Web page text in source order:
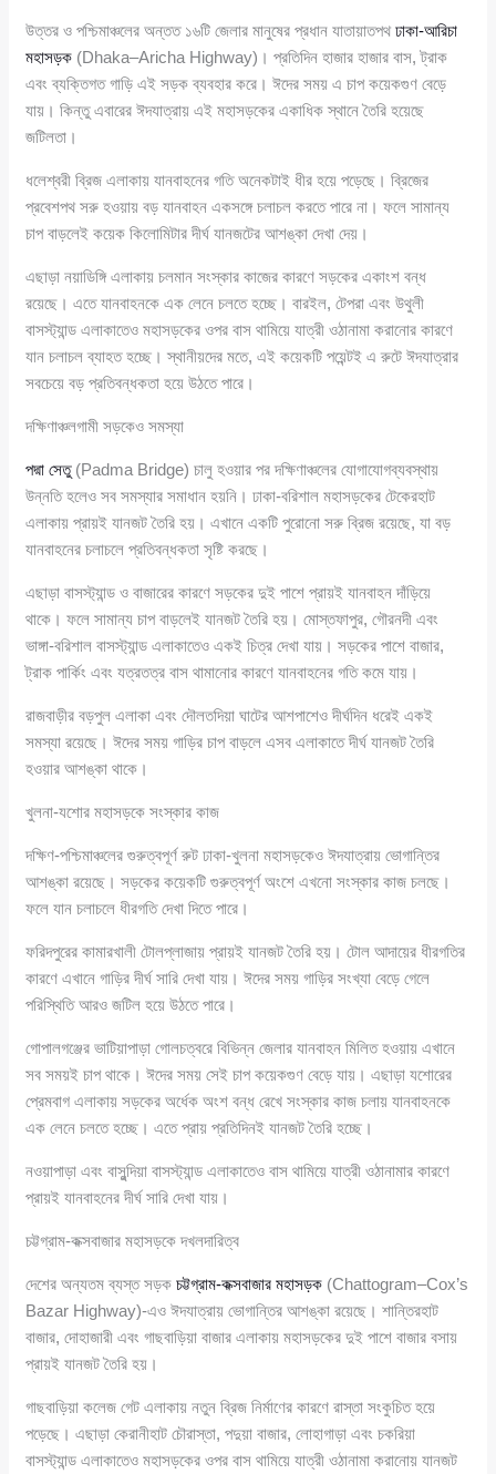
উত্তর ও পশ্চিমাঞ্চলের অন্তত ১৬টি জেলার মানুষের প্রধান যাতায়াতপথঢাকা-আরিচা
মহাসড়ক (Dhaka–Aricha Highway)। প্রতিদিন হাজার হাজার বাস, ট্রাক
এবং ব্যক্তিগত গাড়ি এই সড়ক ব্যবহার করে। ঈদের সময় এ চাপ কয়েকগুণ বেড়ে
যায়। কিন্তু এবারের ঈদযাত্রায় এই মহাসড়কের একাধিক স্থানে তৈরি হয়েছে
জটিলতা।
ধলেশ্বরী ব্রিজ এলাকায় যানবাহনের গতি অনেকটাই ধীর হয়ে পড়েছে। ব্রিজের
প্রবেশপথ সরু হওয়ায় বড় যানবাহন একসঙ্গে চলাচল করতে পারে না। ফলে সামান্য
চাপ বাড়লেই কয়েক কিলোমিটার দীর্ঘ যানজটের আশঙ্কা দেখা দেয়।
এছাড়া নয়াডিঙ্গি এলাকায় চলমান সংস্কার কাজের কারণে সড়কের একাংশ বন্ধ
রয়েছে। এতে যানবাহনকে এক লেনে চলতে হচ্ছে। বারইল, টেপরা এবং উথুলী
বাসস্ট্যান্ড এলাকাতেও মহাসড়কের ওপর বাস থামিয়ে যাত্রী ওঠানামা করানোর কারণে
যান চলাচল ব্যাহত হচ্ছে। স্থানীয়দের মতে, এই কয়েকটি পয়েন্টই এ রুটে ঈদযাত্রার
সবচেয়ে বড় প্রতিবন্ধকতা হয়ে উঠতে পারে।
দক্ষিণাঞ্চলগামী সড়কেও সমস্যা
পদ্মা সেতু(Padma Bridge) চালু হওয়ার পর দক্ষিণাঞ্চলের যোগাযোগব্যবস্থায়
উন্নতি হলেও সব সমস্যার সমাধান হয়নি। ঢাকা-বরিশাল মহাসড়কের টেকেরহাট
এলাকায় প্রায়ই যানজট তৈরি হয়। এখানে একটি পুরোনো সরু ব্রিজ রয়েছে, যা বড়
যানবাহনের চলাচলে প্রতিবন্ধকতা সৃষ্টি করছে।
এছাড়া বাসস্ট্যান্ড ও বাজারের কারণে সড়কের দুই পাশে প্রায়ই যানবাহন দাঁড়িয়ে
থাকে। ফলে সামান্য চাপ বাড়লেই যানজট তৈরি হয়। মোস্তফাপুর, গৌরনদী এবং
ভাঙ্গা-বরিশাল বাসস্ট্যান্ড এলাকাতেও একই চিত্র দেখা যায়। সড়কের পাশে বাজার,
ট্রাক পার্কিং এবং যত্রতত্র বাস থামানোর কারণে যানবাহনের গতি কমে যায়।
রাজবাড়ীর বড়পুল এলাকা এবং দৌলতদিয়া ঘাটের আশপাশেও দীর্ঘদিন ধরেই একই
সমস্যা রয়েছে। ঈদের সময় গাড়ির চাপ বাড়লে এসব এলাকাতে দীর্ঘ যানজট তৈরি
হওয়ার আশঙ্কা থাকে।
খুলনা-যশোর মহাসড়কে সংস্কার কাজ
দক্ষিণ-পশ্চিমাঞ্চলের গুরুত্বপূর্ণ রুট ঢাকা-খুলনা মহাসড়কেও ঈদযাত্রায় ভোগান্তির
আশঙ্কা রয়েছে। সড়কের কয়েকটি গুরুত্বপূর্ণ অংশে এখনো সংস্কার কাজ চলছে।
ফলে যান চলাচলে ধীরগতি দেখা দিতে পারে।
ফরিদপুরের কামারখালী টোলপ্লাজায় প্রায়ই যানজট তৈরি হয়। টোল আদায়ের ধীরগতির
কারণে এখানে গাড়ির দীর্ঘ সারি দেখা যায়। ঈদের সময় গাড়ির সংখ্যা বেড়ে গেলে
পরিস্থিতি আরও জটিল হয়ে উঠতে পারে।
গোপালগঞ্জের ভাটিয়াপাড়া গোলচত্বরে বিভিন্ন জেলার যানবাহন মিলিত হওয়ায় এখানে
সব সময়ই চাপ থাকে। ঈদের সময় সেই চাপ কয়েকগুণ বেড়ে যায়। এছাড়া যশোরের
প্রেমবাগ এলাকায় সড়কের অর্ধেক অংশ বন্ধ রেখে সংস্কার কাজ চলায় যানবাহনকে
এক লেনে চলতে হচ্ছে। এতে প্রায় প্রতিদিনই যানজট তৈরি হচ্ছে।
নওয়াপাড়া এবং বাসুন্দিয়া বাসস্ট্যান্ড এলাকাতেও বাস থামিয়ে যাত্রী ওঠানামার কারণে
প্রায়ই যানবাহনের দীর্ঘ সারি দেখা যায়।
চট্টগ্রাম-কক্সবাজার মহাসড়কে দখলদারিত্ব
দেশের অন্যতম ব্যস্ত সড়কচট্টগ্রাম-কক্সবাজার মহাসড়ক (Chattogram–Cox’s
Bazar Highway)-এও ঈদযাত্রায় ভোগান্তির আশঙ্কা রয়েছে। শান্তিরহাট
বাজার, দোহাজারী এবং গাছবাড়িয়া বাজার এলাকায় মহাসড়কের দুই পাশে বাজার বসায়
প্রায়ই যানজট তৈরি হয়।
গাছবাড়িয়া কলেজ গেট এলাকায় নতুন ব্রিজ নির্মাণের কারণে রাস্তা সংকুচিত হয়ে
পড়েছে। এছাড়া কেরানীহাট চৌরাস্তা, পদুয়া বাজার, লোহাগাড়া এবং চকরিয়া
বাসস্ট্যান্ড এলাকাতেও মহাসড়কের ওপর বাস থামিয়ে যাত্রী ওঠানামা করানোয় যানজট